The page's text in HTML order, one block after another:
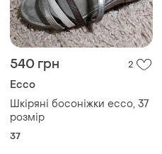
540 грн 2
Ecco
Шкіряні босоніжки ecco, 37
розмір
37